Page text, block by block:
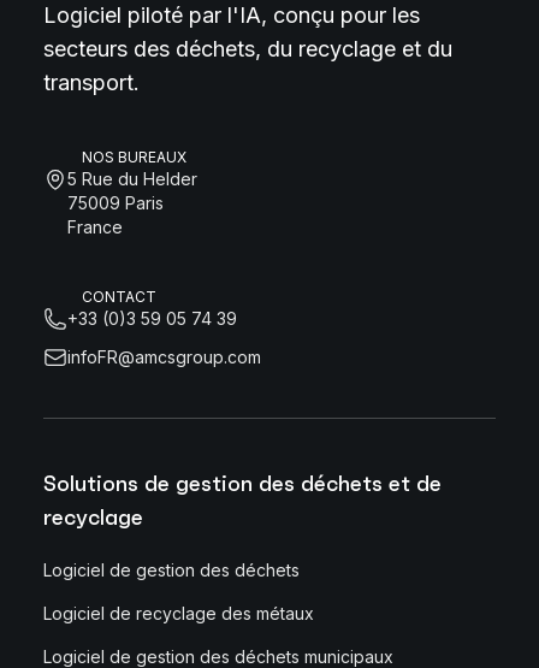
Logiciel piloté par l'IA, conçu pour les
secteurs des déchets, du recyclage et du
transport.
NOS BUREAUX
5 Rue du Helder
75009 Paris
France
CONTACT
+33 (0)3 59 05 74 39
infoFR@amcsgroup.com
Solutions de gestion des déchets et de
recyclage
Logiciel de gestion des déchets
Logiciel de recyclage des métaux
Logiciel de gestion des déchets municipaux